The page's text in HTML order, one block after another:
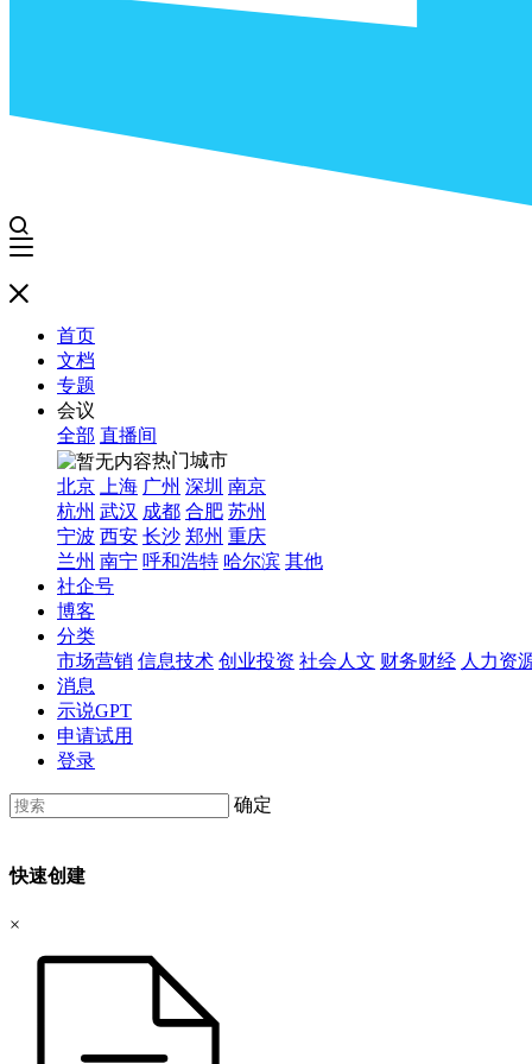
首页
文档
专题
会议
全部 直播间
热门城市
北京
上海 广州 深圳 南京
杭州 武汉 成都 合肥 苏州
宁波 西安 长沙 郑州 重庆
兰州 南宁 呼和浩特 哈尔滨 其他
社企号
博客
分类
市场营销 信息技术 创业投资 社会人文 财务财经 人力资
消息
示说GPT
申请试用
登录
确定
快速创建
×